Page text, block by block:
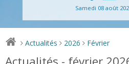
Samedi 08 août
> Actualités > 2026 > Février